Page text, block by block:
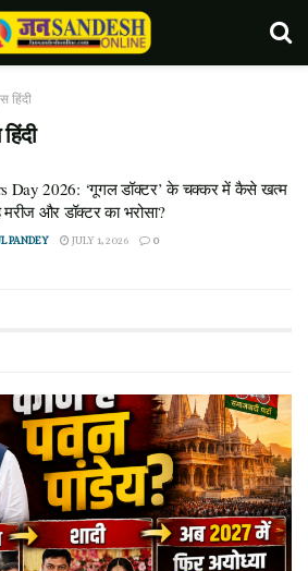
हिंदी
Day 2026: ‘गूगल डॉक्टर’ के चक्कर में कैसे खत्म
मरीज और डॉक्टर का भरोसा?
PANDEY JULY 1, 2026 0